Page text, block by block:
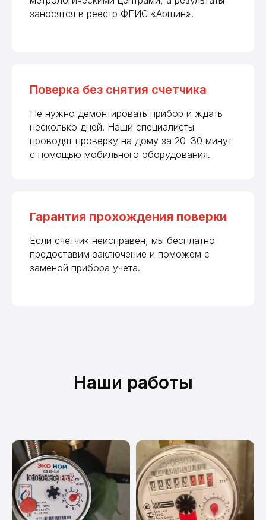
заносятся в реестр ФГИС «Аршин».
Поверка без снятия счетчика
Не нужно демонтировать прибор и ждать
несколько дней. Наши специалисты
проводят проверку на дому за 20–30 минут
с помощью мобильного оборудования.
Гарантия прохождения поверки
Если счетчик неисправен, мы бесплатно
предоставим заключение и поможем с
заменой прибора учета.
Наши работы